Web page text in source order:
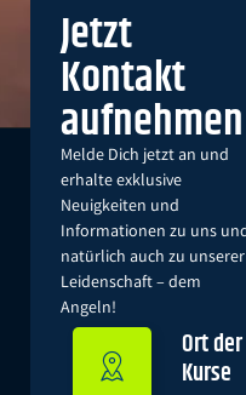
Jetzt
Kontakt
aufnehmen
Melde Dich jetzt an und
erhalte exklusive
Neuigkeiten und
Informationen zu uns
natürlich auch zu unserer
Leidenschaft – dem
Angeln!
Ort der
Kurse